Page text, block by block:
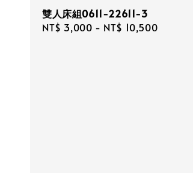
雙人床組0611-22611-3
Regular
NT$ 3,000 - NT$ 10,500